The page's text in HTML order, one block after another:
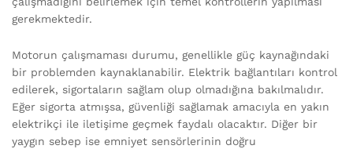
gerekmektedir.
Motorun çalışmaması durumu, genellikle güç kaynağındaki
bir problemden kaynaklanabilir. Elektrik bağlantıları kontrol
edilerek, sigortaların sağlam olup olmadığına bakılmalıdır.
Eğer sigorta atmışsa, güvenliği sağlamak amacıyla en yakın
elektrikçi ile iletişime geçmek faydalı olacaktır. Diğer bir
yaygın sebep ise emniyet sensörlerinin doğru